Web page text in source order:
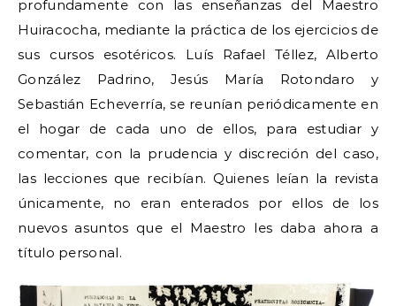
profundamente con las enseñanzas del Maestro
Huiracocha, mediante la práctica de los ejercicios de
sus cursos esotéricos. Luís Rafael Téllez, Alberto
González Padrino, Jesús María Rotondaro y
Sebastián Echeverría, se reunían periódicamente en
el hogar de cada uno de ellos, para estudiar y
comentar, con la prudencia y discreción del caso,
las lecciones que recibían. Quienes leían la revista
únicamente, no eran enterados por ellos de los
nuevos asuntos que el Maestro les daba ahora a
título personal.